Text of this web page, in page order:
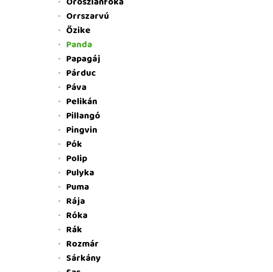
Orrszarvú
Őzike
Panda
Papagáj
Párduc
Páva
Pelikán
Pillangó
Pingvin
Pók
Polip
Pulyka
Puma
Rája
Róka
Rák
Rozmár
Sárkány